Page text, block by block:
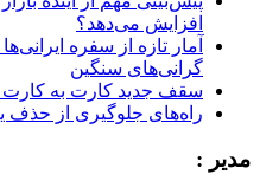
افزایش می‌دهد؟
آمار تازه از سفره
گرانی‌های سنگین
سقف جدید کارت به کارت
راه‌های جلوگیری از حذف
مدیر :